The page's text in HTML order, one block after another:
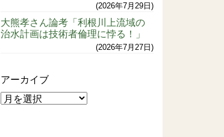
2026年7月29日
大熊孝さん論考「利根川上流域の
治水計画は技術者倫理に悖る！」
2026年7月27日
アーカイブ